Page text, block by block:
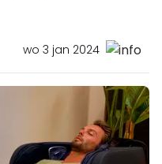
wo 3 jan 2024